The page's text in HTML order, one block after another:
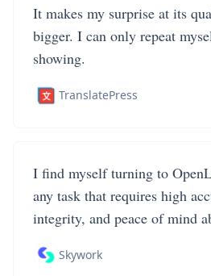
It makes my surprise at its
bigger. I can only repeat
showing.
TranslatePress
I find myself turning to
any task that requires high
integrity, and peace of mind
Skywork